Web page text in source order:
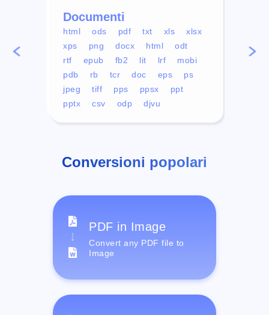
Documenti
html ods pdf txt xls
xlsx
xps
png docx html
odt
rtf
epub fb2 lit lrf
mobi
pdb
rb tcr doc eps
ps
jpeg
tiff pps ppsx
ppt
pptx
csv odp djvu
mp4
Conversioni popolari
PDF in Image
Convert any PDF file to
Image